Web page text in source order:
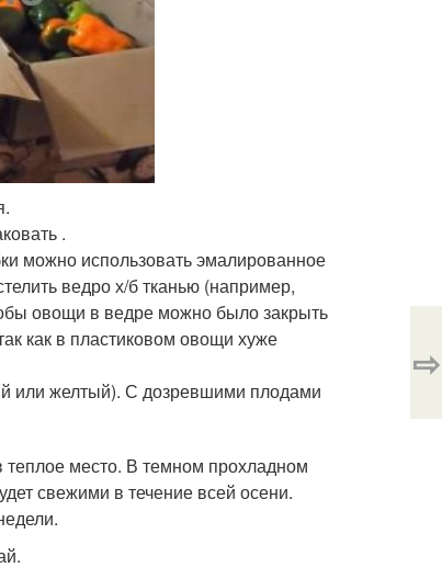
.
можно использовать эмалированное
ведро х/б тканью (например,
овощи в ведре можно было закрыть
как в пластиковом овощи хуже
или желтый). С дозревшими плодами
место. В темном прохладном
свежими в течение всей осени.
⇨